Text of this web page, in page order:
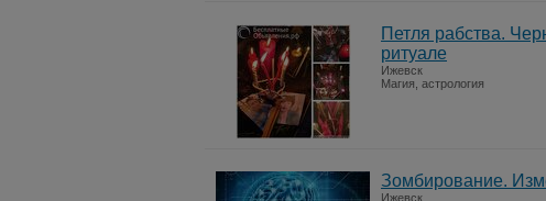
Петля рабства.
ритуале
Ижевск
Магия, астрология
Зомбирование.
Ижевск